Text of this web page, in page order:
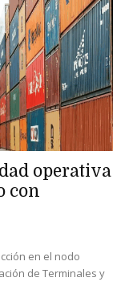
operativa
con
en el nodo
de Terminales y